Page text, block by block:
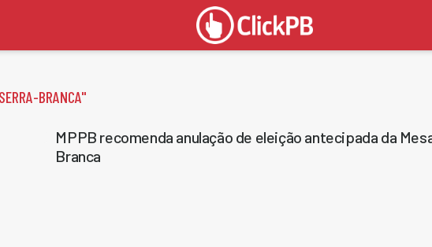
BRANCA"
MPPB recomenda anulação de eleição antecipada da
Branca